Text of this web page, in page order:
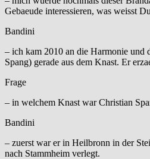
Gebaeude interessieren, was weisst
Bandini
– ich kam 2010 an die Harmonie und
Spang) gerade aus dem Knast. Er
Frage
– in welchem Knast war Christian
Bandini
– zuerst war er in Heilbronn in der
nach Stammheim verlegt.